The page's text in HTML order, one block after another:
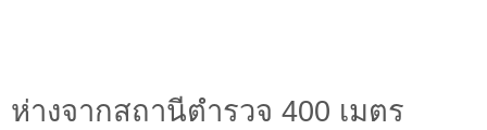
ห่างจากสถานีตำรวจ 400 เมตร